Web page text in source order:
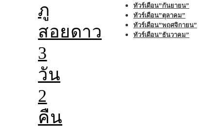
ภู
สอยดาว
3
วัน
2
คืน
ทัวร์เดือน”กันยายน”
ทัวร์เดือน”ตุลาคม”
ทัวร์เดือน”พฤศจิกายน”
ทัวร์เดือน”ธันวาคม”